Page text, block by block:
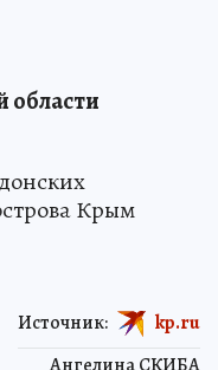
области
Крым
Источник: kp.ru